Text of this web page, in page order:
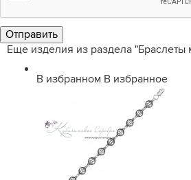
Еще изделия из раздела "Браслеты
В избранном В избранное